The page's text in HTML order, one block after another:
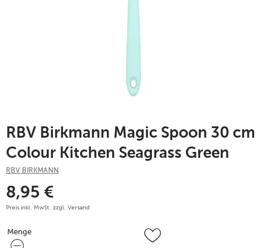
RBV Birkmann Magic Spoon 30 cm
Colour Kitchen Seagrass Green
RBV BIRKMANN
8,95 €
Preis inkl. MwSt. zzgl. Versand
Menge
Menge